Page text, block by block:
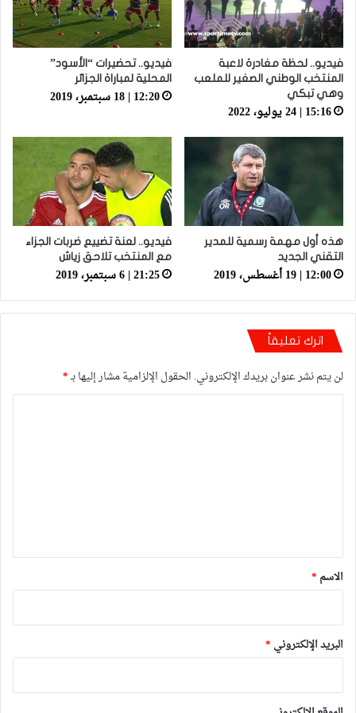
فيديو.. لحظة مغادرة لاعبة
المنتخب الوطني الصغير للملعب
وهي تبكي
15:16 | 24 يوليو، 2022
فيديو.. تحضيرات “الأسود”
المحلية لمباراة الجزائر
12:20 | 18 سبتمبر، 2019
هذه أول مهمة رسمية للمدير
التقني الجديد
12:00 | 19 أغسطس، 2019
فيديو.. لعنة تضييع ضربات الجزاء
مع المنتخب تلاحق زياش
21:25 | 6 سبتمبر، 2019
اترك تعليقاً
لن يتم نشر عنوان بريدك الإلكتروني. الحقول الإلزامية مشار إليها بـ*
*
الاسم *
البريد الإلكتروني *